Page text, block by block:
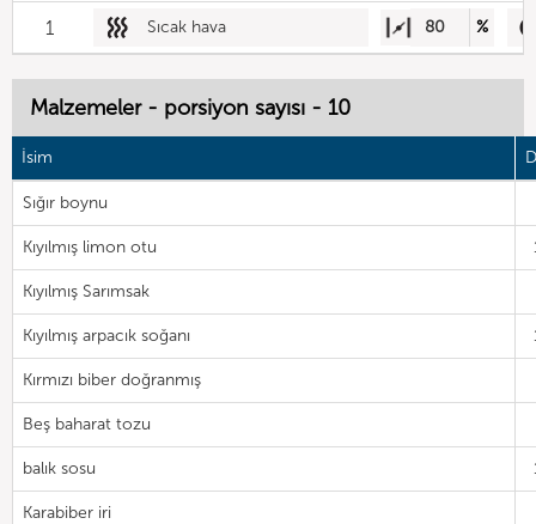
1 Sıcak hava 80 %
Malzemeler - porsiyon sayısı - 10
İsim
Sığır boynu
Kıyılmış limon otu
Kıyılmış Sarımsak
Kıyılmış arpacık soğanı
Kırmızı biber doğranmış
Beş baharat tozu
balık sosu
Karabiber iri